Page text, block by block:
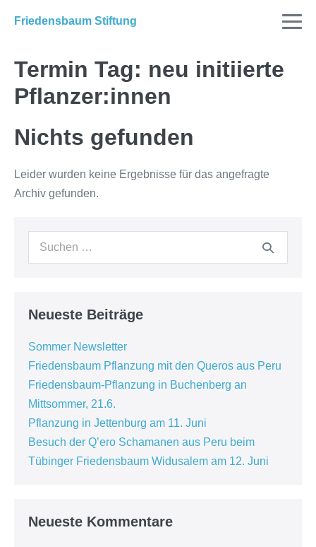
Friedensbaum Stiftung
Termin Tag: neu initiierte
Pflanzer:innen
Nichts gefunden
Leider wurden keine Ergebnisse für das angefragte
Archiv gefunden.
Neueste Beiträge
Sommer Newsletter
Friedensbaum Pflanzung mit den Queros aus Peru
Friedensbaum-Pflanzung in Buchenberg an
Mittsommer, 21.6.
Pflanzung in Jettenburg am 11. Juni
Besuch der Q’ero Schamanen aus Peru beim
Tübinger Friedensbaum Widusalem am 12. Juni
Neueste Kommentare